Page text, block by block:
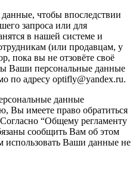
чтобы впоследствии
запроса или для
в нашей системе и
(или продавцам, у
пока вы не отзовёте своё
Ваши персональные данные
по адресу optifly@yandex.ru.
данные
Вы имеете право обратиться
“Общему регламенту
сообщить Вам об этом
использовать Ваши данные не